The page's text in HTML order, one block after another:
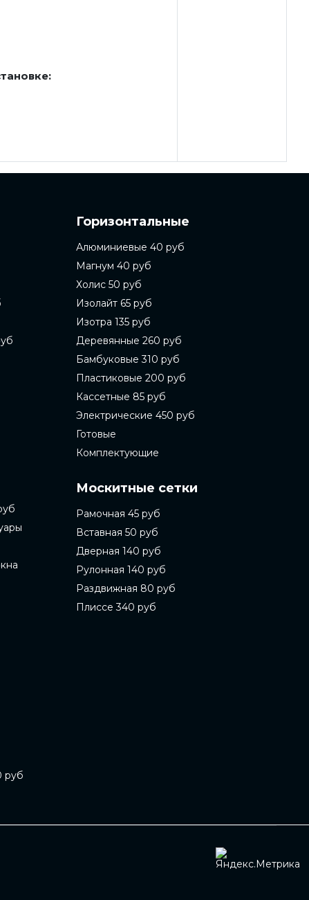
руб
Горизонтальные
Алюминиевые 40 руб
Магнум 40 руб
Холис 50 руб
Изолайт 65 руб
Изотра 135 руб
Деревянные 260 руб
Бамбуковые 310 руб
Пластиковые 200 руб
Кассетные 85 руб
Электрические 450 руб
Готовые
Комплектующие
Москитные сетки
Рамочная 45 руб
Вставная 50 руб
Дверная 140 руб
Рулонная 140 руб
Раздвижная 80 руб
Плиссе 340 руб